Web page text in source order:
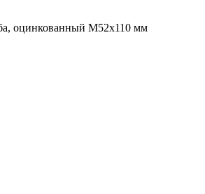
оцинкованный M52x110 мм